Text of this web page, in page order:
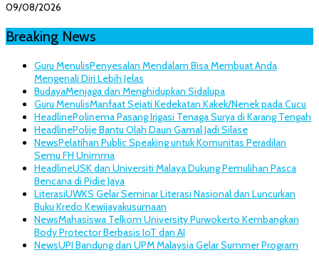
09/08/2026
Breaking News
Guru MenulisPenyesalan Mendalam Bisa Membuat Anda
Mengenali Diri Lebih Jelas
BudayaMenjaga dan Menghidupkan Sidalupa
Guru MenulisManfaat Sejati Kedekatan Kakek/Nenek pada Cucu
HeadlinePolinema Pasang Irigasi Tenaga Surya di Karang Tengah
HeadlinePolije Bantu Olah Daun Gamal Jadi Silase
NewsPelatihan Public Speaking untuk Komunitas Peradilan
Semu FH Unimma
HeadlineUSK dan Universiti Malaya Dukung Pemulihan Pasca
Bencana di Pidie Jaya
LiterasiUWKS Gelar Seminar Literasi Nasional dan Luncurkan
Buku Kredo Kewijayakusumaan
NewsMahasiswa Telkom University Purwokerto Kembangkan
Body Protector Berbasis IoT dan AI
NewsUPI Bandung dan UPM Malaysia Gelar Summer Program